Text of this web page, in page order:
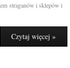
straganów i sklepów i
Czytaj więcej »